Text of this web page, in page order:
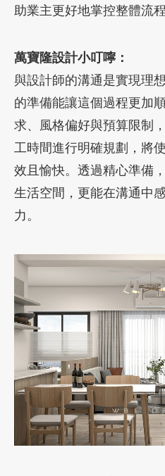
助業主更好地掌控整體流程
萬寶隆設計小叮嚀：
與設計師的溝通是實現理
的準備能讓這個過程更加
求、風格偏好與預算限制
工時間進行明確規劃，將
效且愉快。透過精心準備
生活空間，更能在溝通中
力。